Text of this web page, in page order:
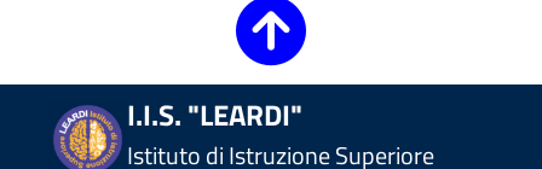
I.I.S. "LEARDI"
Istituto di Istruzione Superiore